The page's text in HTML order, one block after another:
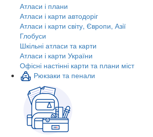
Атласи і плани
Атласи і карти автодоріг
Атласи і карти світу, Європи, Азії
Глобуси
Шкільні атласи та карти
Атласи і карти України
Офісні настінні карти та плани міст
Рюкзаки та пенали